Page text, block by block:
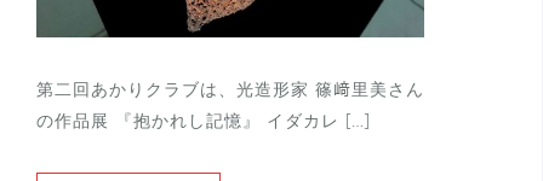
第二回あかりクラブは、光造形家 篠﨑里美さん
の作品展 『抱かれし記憶』 イダカレ […]